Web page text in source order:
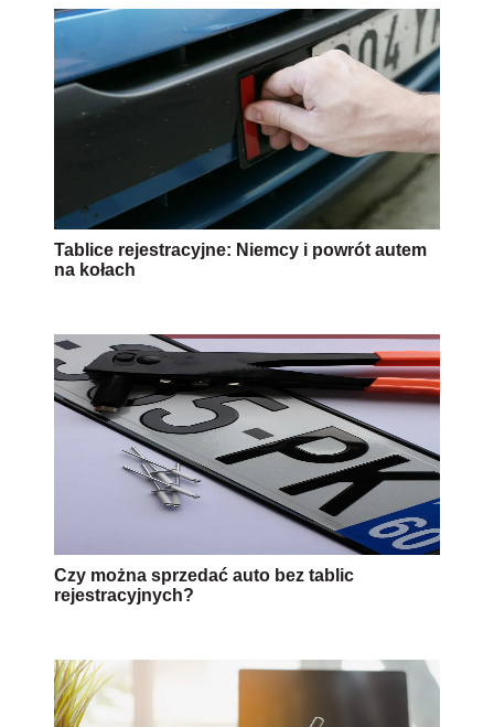
Tablice rejestracyjne: Niemcy i powrót autem
na kołach
Czy można sprzedać auto bez tablic
rejestracyjnych?